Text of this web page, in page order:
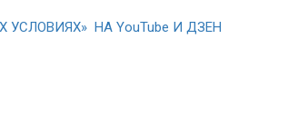
НА YouTube И ДЗЕН